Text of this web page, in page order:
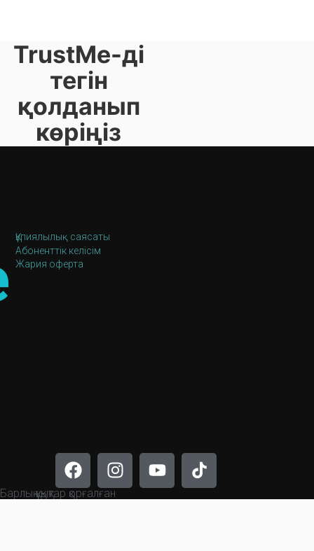
TrustMe-ді
тегін
қолданып
көріңіз
Құпиялылық саясаты
Абоненттік келісім
Жария оферта
Барлық құқықтар қорғалған